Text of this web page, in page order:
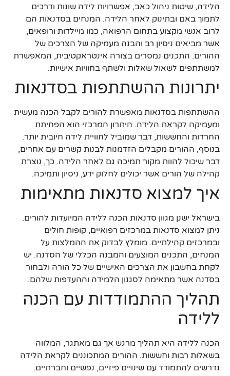
הלידה, שיטות ניהול כאב, אפשרויות לידה שונות ודרכים
לתמוך באם ובתינוק לאחר הלידה. המנחים בסדנאות הם
לרוב אנשי מקצוע בתחום הרפואה, כמו מיילדות ורופאים,
אשר מביאים ניסיון רב והבנה מעמיקה של הצרכים של
ההורים. התכנים נמסרים בצורה אינטראקטיבית, המאפשרת
למשתתפים לשאול שאלות ולשתף בחוויות אישיות.
יתרונות ההשתתפות בסדנאות
ההשתתפות בסדנאות מאפשרת להורים לקבל הכנה מעשית
ומעמיקה לקראת הלידה. היתרון המרכזי הוא הפחיתת
החרדות והחששות, דבר שמוביל לחוויית לידה חיובית יותר.
בנוסף, ההורים מקבלים הזדמנות לבנות קשרים עם אחרים,
דבר שיכול להוות מקור תמיכה גם לאחר הלידה. כך, נוצרת
קהילה של הורים אשר יכולים לחלוק ידע, ניסיון ותמיכה.
איך למצוא סדנאות מתאימות
בישראל ישנן מגוון סדנאות הכנה ללידה המיועדות להורים.
ניתן למצוא סדנאות במרכזים רפואיים, קופות חולים
ובמרכזים קהילתיים. מומלץ לבדוק את ההמלצות על
המנחים, התכנים המוצעים והמבנה הכללי של הסדנה. יש
לקחת בחשבון את הצרכים האישיים של כל הורה ולבחור
בסדנה אשר מתאימה לסגנון הלמידה וההעדפות שלהם.
תהליך ההתמודדות עם הכנה
ללידה
הכנה ללידה היא תהליך מרגש אך גם מאתגר, המלווה
בשאלות רבות וחששות. ההורים המתכוננים לקראת הלידה
נדרשים להתמודד עם שינויים פיזיים, נפשיים וחברתיים.